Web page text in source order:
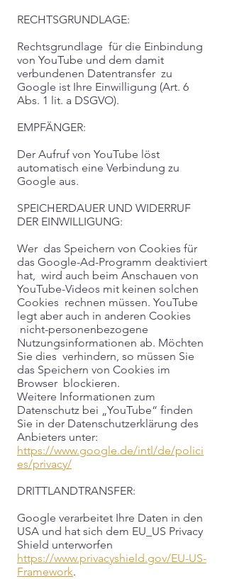
RECHTSGRUNDLAGE:
Rechtsgrundlage für die Einbindung
von YouTube und dem damit
verbundenen Datentransfer zu
Google ist Ihre Einwilligung (Art. 6
Abs. 1 lit. a DSGVO).
EMPFÄNGER:
Der Aufruf von YouTube löst
automatisch eine Verbindung zu
Google aus.
SPEICHERDAUER UND WIDERRUF
DER EINWILLIGUNG:
Wer das Speichern von Cookies für
das Google-Ad-Programm deaktiviert
hat, wird auch beim Anschauen von
YouTube-Videos mit keinen solchen
Cookies rechnen müssen. YouTube
legt aber auch in anderen Cookies
nicht-personenbezogene
Nutzungsinformationen ab. Möchten
Sie dies verhindern, so müssen Sie
das Speichern von Cookies im
Browser blockieren.
Weitere Informationen zum
Datenschutz bei „YouTube“ finden
Sie in der Datenschutzerklärung des
Anbieters unter:
https://www.google.de/intl/de/polici
es/privacy/
DRITTLANDTRANSFER:
Google verarbeitet Ihre Daten in den
USA und hat sich dem EU_US Privacy
Shield unterworfen
https://www.privacyshield.gov/EU-US-
Framework.